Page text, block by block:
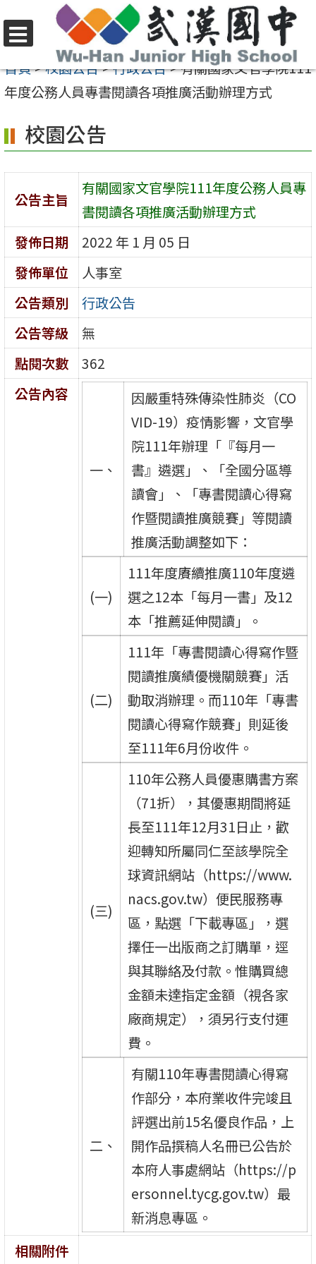
至
要
容
區
選
單
首頁>校園公告>行政公告>有關國家文官學院111
年度公務人員專書閱讀各項推廣活動辦理方式
校園公告
公告主旨
有關國家文官學院111年度公務人員專
書閱讀各項推廣活動辦理方式
發佈日期
2022 年 1 月 05 日
發佈單位
人事室
公告類別
行政公告
公告等級
無
點閱次數
362
公告內容
一、
因嚴重特殊傳染性肺炎（CO
VID-19）疫情影響，文官學
院111年辦理「『每月一
書』遴選」、「全國分區導
讀會」、「專書閱讀心得寫
作暨閱讀推廣競賽」等閱讀
推廣活動調整如下：
(一)
111年度賡續推廣110年度遴
選之12本「每月一書」及12
本「推薦延伸閱讀」。
(二)
111年「專書閱讀心得寫作暨
閱讀推廣績優機關競賽」活
動取消辦理。而110年「專書
閱讀心得寫作競賽」則延後
至111年6月份收件。
(三)
110年公務人員優惠購書方案
（71折），其優惠期間將延
長至111年12月31日止，歡
迎轉知所屬同仁至該學院全
球資訊網站（https://www.
nacs.gov.tw）便民服務專
區，點選「下載專區」，選
擇任一出版商之訂購單，逕
與其聯絡及付款。惟購買總
金額未達指定金額（視各家
廠商規定），須另行支付運
費。
二、
有關110年專書閱讀心得寫
作部分，本府業收件完竣且
評選出前15名優良作品，上
開作品撰稿人名冊已公告於
本府人事處網站（https://p
ersonnel.tycg.gov.tw）最
新消息專區。
相關附件